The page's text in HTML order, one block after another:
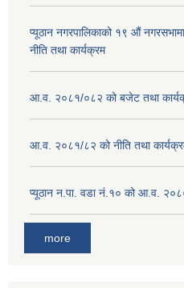
प्यूठान नगरपालिकाको १९ औं
नीति तथा कार्यक्रम
आ.व. २०८१/०८२ को बजेट तथा
आ.व. २०८१/८२ को नीति तथा
प्यूठान न.पा. वडा नं.१० को आ.व.
more